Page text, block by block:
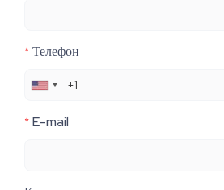
* Телефон
* E-mail